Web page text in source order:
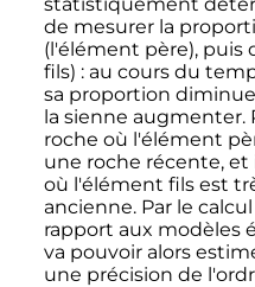
de mesurer la
(l'élément père), puis
fils) : au cours du
sa proportion
la sienne augmenter.
roche où l'élément
une roche récente,
où l'élément fils est
ancienne. Par le
rapport aux modèles
va pouvoir alors
une précision de